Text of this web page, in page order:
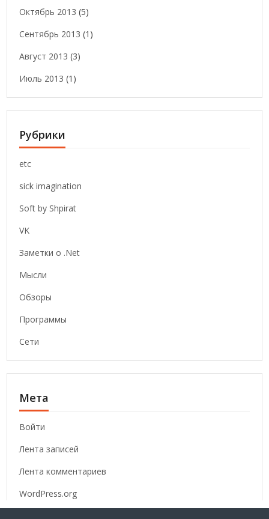
Октябрь 2013 (5)
Сентябрь 2013 (1)
Август 2013 (3)
Июль 2013 (1)
Рубрики
etc
sick imagination
Soft by Shpirat
VK
Заметки о .Net
Мысли
Обзоры
Программы
Сети
Мета
Войти
Лента записей
Лента комментариев
WordPress.org